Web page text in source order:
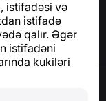
istifadəsi və
istifadə
qalır. Əgər
istifadəni
kukiləri